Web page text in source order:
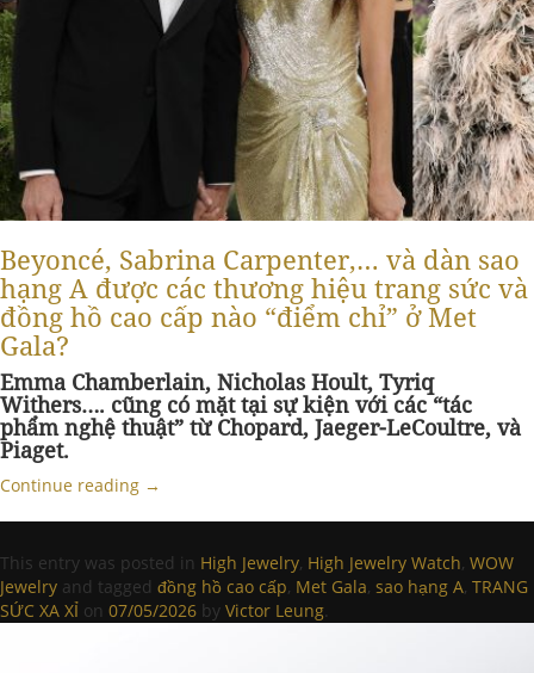
Beyoncé, Sabrina Carpenter,… và dàn sao
hạng A được các thương hiệu trang sức và
đồng hồ cao cấp nào “điểm chỉ” ở Met
Gala?
Emma Chamberlain, Nicholas Hoult, Tyriq
Withers…. cũng có mặt tại sự kiện với các “tác
phẩm nghệ thuật” từ Chopard, Jaeger-LeCoultre, và
Piaget.
Continue reading →
This entry was posted in High Jewelry, High Jewelry Watch, WOW
Jewelry and tagged đồng hồ cao cấp, Met Gala, sao hạng A, TRANG
SỨC XA XỈ on 07/05/2026 by Victor Leung.